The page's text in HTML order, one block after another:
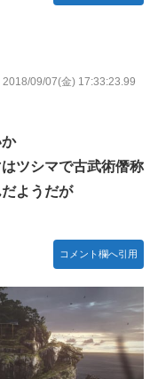
2018/09/07(金) 17:33:23.99
ツシマで古武術僭称
ようだが
コメント欄へ引用